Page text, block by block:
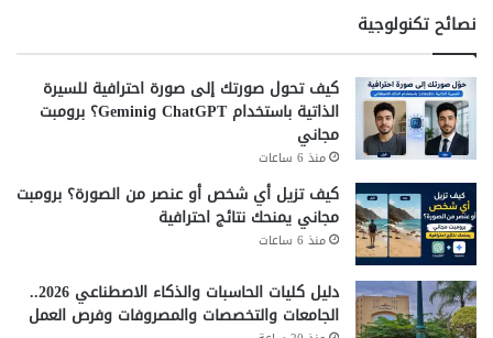
T
Iنصائح تكنولوجية
كيف تحول صورتك إلى صورة احترافية للسيرة
الذاتية باستخدام ChatGPT وGemini؟ برومبت
مجاني
منذ 6 ساعات
كيف تزيل أي شخص أو عنصر من الصورة؟ برومبت
مجاني يمنحك نتائج احترافية
منذ 6 ساعات
دليل كليات الحاسبات والذكاء الاصطناعي 2026..
الجامعات والتخصصات والمصروفات وفرص العمل